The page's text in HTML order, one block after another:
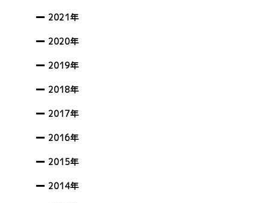
2021年
2020年
2019年
2018年
2017年
2016年
2015年
2014年